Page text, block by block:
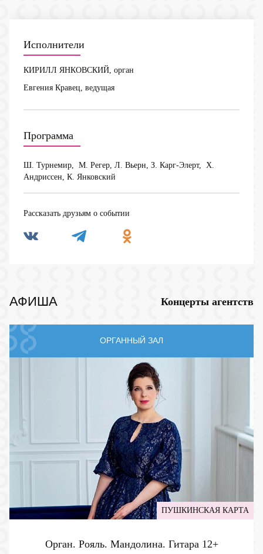
Исполнители
КИРИЛЛ ЯНКОВСКИЙ, орган
Евгения Кравец, ведущая
Программа
Ш. Турнемир, М. Регер, Л. Вьерн, З. Карг-Элерт, Х.
Андриссен, К. Янковский
Рассказать друзьям о событии
АФИША Концерты агентств
ОРГАННЫЙ ЗАЛ
ПУШКИНСКАЯ КАРТА
Орган. Рояль. Мандолина. Гитара 12+